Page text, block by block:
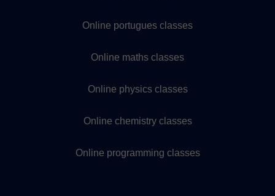
Online portugues classes
Online maths classes
Online physics classes
Online chemistry classes
Online programming classes